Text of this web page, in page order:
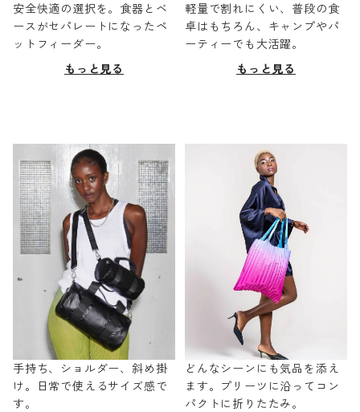
安全快適の選択を。食器とベ
ースがセパレートになったペ
ットフィーダー。
もっと見る
軽量で割れにくい、普段の食
卓はもちろん、キャンプやパ
ーティーでも大活躍。
もっと見る
手持ち、ショルダー、斜め掛
け。日常で使えるサイズ感で
す。
どんなシーンにも気品を添え
ます。プリーツに沿ってコン
パクトに折りたたみ。